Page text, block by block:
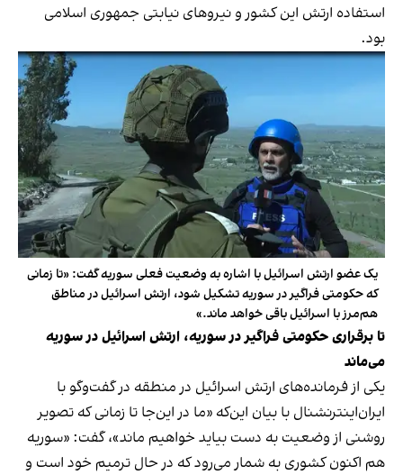
استفاده ارتش این کشور و نیروهای نیابتی جمهوری اسلامی
بود.
یک عضو ارتش اسرائیل با اشاره به وضعیت فعلی سوریه گفت: «تا زمانی
که حکومتی فراگیر در سوریه تشکیل شود، ارتش اسرائیل در مناطق
هم‌مرز با اسرائیل باقی خواهد ماند.»
تا برقراری حکومتی فراگیر در سوریه، ارتش اسرائیل در سوریه
می‌ماند
یکی از فرمانده‌های ارتش اسرائیل در منطقه در گفت‌وگو با
ایران‌اینترنشنال با بیان این‌که «ما در این‌جا تا زمانی که تصویر
روشنی از وضعیت به دست بیاید خواهیم ماند»، گفت: «سوریه
هم اکنون کشوری به شمار می‌رود که در حال ترمیم خود است و